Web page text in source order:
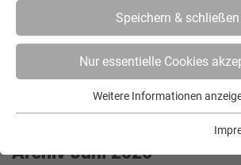
Speichern & schließen
Nur essentielle Cookies
Weitere Informationen
AKTUELLES ARCHIV
Archiv Juni 2020